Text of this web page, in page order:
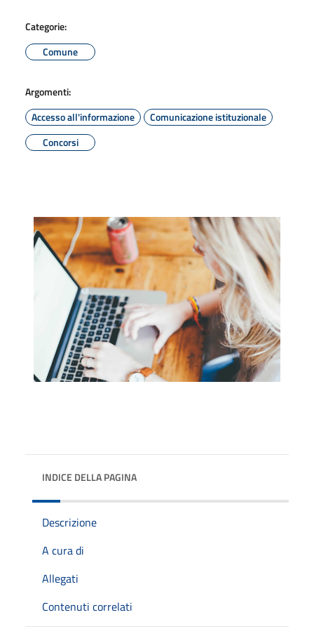
Categorie:
Comune
Argomenti:
Accesso all'informazione
Comunicazione istituzionale
Concorsi
INDICE DELLA PAGINA
Descrizione
A cura di
Allegati
Contenuti correlati